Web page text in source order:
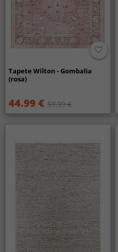
Tapete Wilton - Gombalia
(rosa)
44.99 € 59.99 €